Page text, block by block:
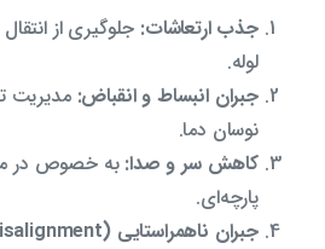
جذب ارتعاشات: جلوگیری از
لوله.
جبران انبساط و انقباض: مدیریت
نوسان دما.
کاهش سر و صدا: به خصوص در
پارچه‌ای.
جبران ناهمراستایی (Misalignment):